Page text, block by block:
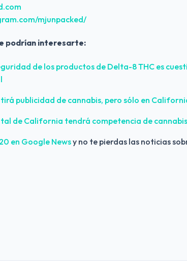
mjunpacked/
podrían interesarte:
de los productos de Delta-8 THC es
publicidad de cannabis, pero sólo en
de California tendrá competencia de cannabis
en Google News y no te pierdas las noticias